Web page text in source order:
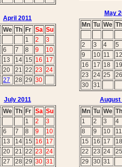
April 2011
We Th Fr Sa Su
1
2
3
6 7 8 9
10
13 14 15 16
17
20 21 22 23 24
27 28 29 30
May
Mn Tu We Th
2 3 4
5
9
10 11
12
16
17 18
19
23
24 25
26
30
31
July 2011
We Th Fr Sa Su
1
2
3
6 7 8 9
10
13 14 15 16
17
20 21 22 23 24
27 28 29 30 31
August
Mn Tu We Th
1
2 3
4
8
9 10
11
15
16 17
18
22
23 24
25
29
30 31